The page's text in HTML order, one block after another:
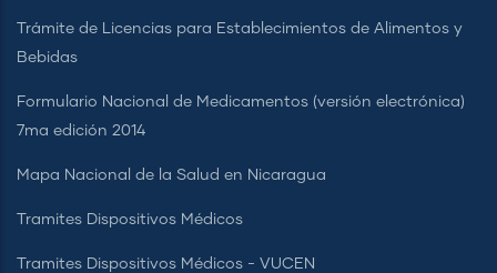
Trámite de Licencias para Establecimientos de Alimentos y
Bebidas
Formulario Nacional de Medicamentos (versión electrónica)
7ma edición 2014
Mapa Nacional de la Salud en Nicaragua
Tramites Dispositivos Médicos
Tramites Dispositivos Médicos - VUCEN